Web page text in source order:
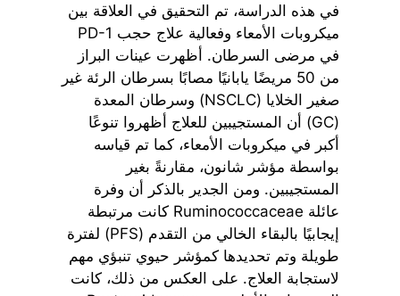
في هذه الدراسة، تم التحقيق في العلاقة بين
ميكروبات الأمعاء وفعالية علاج حجب PD-1
في مرضى السرطان. أظهرت عينات البراز
من 50 مريضًا يابانيًا مصابًا بسرطان الرئة غير
صغير الخلايا (NSCLC) وسرطان المعدة
(GC) أن المستجيبين للعلاج أظهروا تنوعًا
أكبر في ميكروبات الأمعاء، كما تم قياسه
بواسطة مؤشر شانون، مقارنةً بغير
المستجيبين. ومن الجدير بالذكر أن وفرة
عائلة Ruminococcaceae كانت مرتبطة
إيجابيًا بالبقاء الخالي من التقدم (PFS) لفترة
طويلة وتم تحديدها كمؤشر حيوي تنبؤي مهم
لاستجابة العلاج. على العكس من ذلك، كانت